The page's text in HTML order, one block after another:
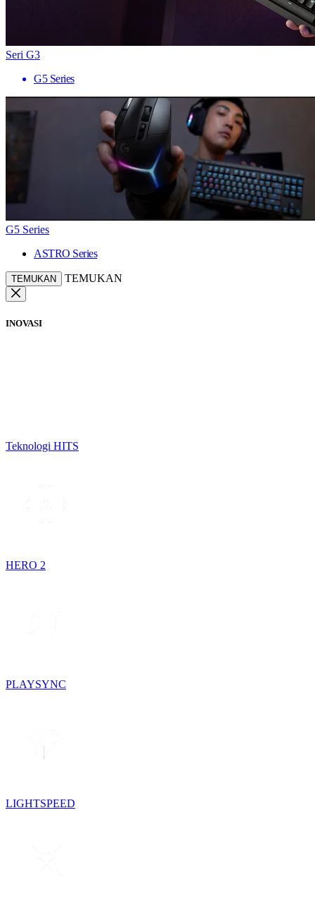
Seri G3
G5 Series
G5 Series
ASTRO Series
TEMUKAN TEMUKAN
INOVASI
Teknologi HITS
HERO 2
PLAYSYNC
LIGHTSPEED